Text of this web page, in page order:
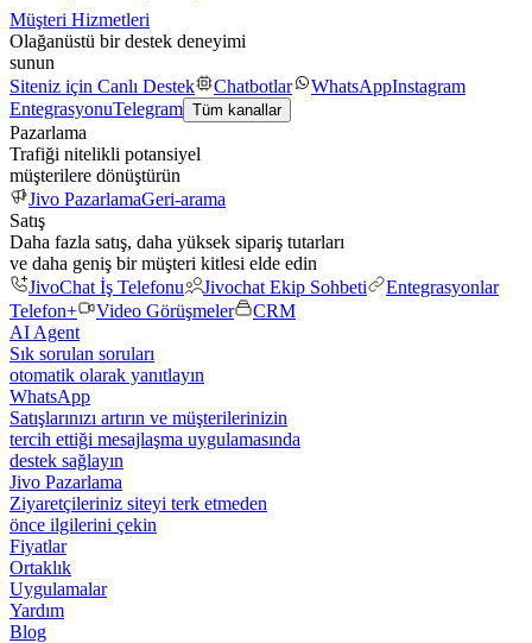
Müşteri Hizmetleri
Olağanüstü bir destek deneyimi
sunun
Siteniz için Canlı Destek
Chatbotlar WhatsAppInstagram
EntegrasyonuTelegram Tüm kanallar
Pazarlama
Trafiği nitelikli potansiyel
müşterilere dönüştürün
Jivo PazarlamaGeri-arama
Satış
Daha fazla satış, daha yüksek sipariş tutarları
ve daha geniş bir müşteri kitlesi elde edin
JivoChat İş Telefonu
Jivochat Ekip Sohbeti
Entegrasyonlar
Telefon+
Video Görüşmeler
CRM
AI Agent
Sık sorulan soruları
otomatik olarak yanıtlayın
WhatsApp
Satışlarınızı artırın ve müşterilerinizin
tercih ettiği mesajlaşma uygulamasında
destek sağlayın
Jivo Pazarlama
Ziyaretçileriniz siteyi terk etmeden
önce ilgilerini çekin
Fiyatlar
Ortaklık
Uygulamalar
Yardım
Blog